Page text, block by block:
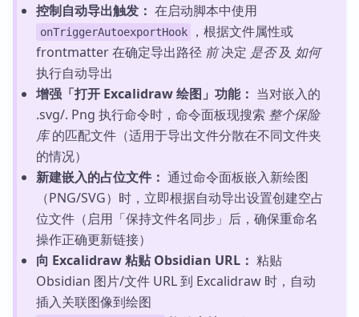
控制自动导出触发： 在启动脚本中使用
onTriggerAutoexportHook
，根据文件属性或
frontmatter 在确定导出路径 前决定 是否及 如何
执行自动导出
增强「打开 Excalidraw 绘图」功能： 当对嵌入的
.svg/. Png 执行命令时，命令面板现搜索 整个保险
库的匹配文件（适用于导出文件分散在不同文件夹
的情况）
新建嵌入的占位文件： 通过命令面板嵌入新绘图
（PNG/SVG）时，立即根据自动导出设置创建空占
位文件（启用「保持文件名同步」后，确保重命名
操作正确更新链接）
向 Excalidraw 粘贴 Obsidian URL： 粘贴
Obsidian 图片/文件 URL 到 Excalidraw 时，自动
插入关联图像到绘图